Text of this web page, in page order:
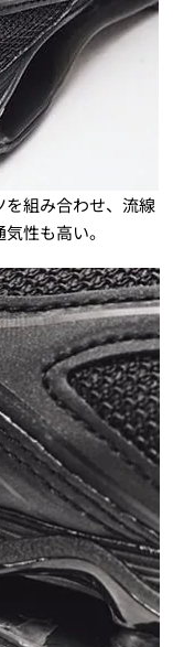
組み合わせ、流線
性も高い。